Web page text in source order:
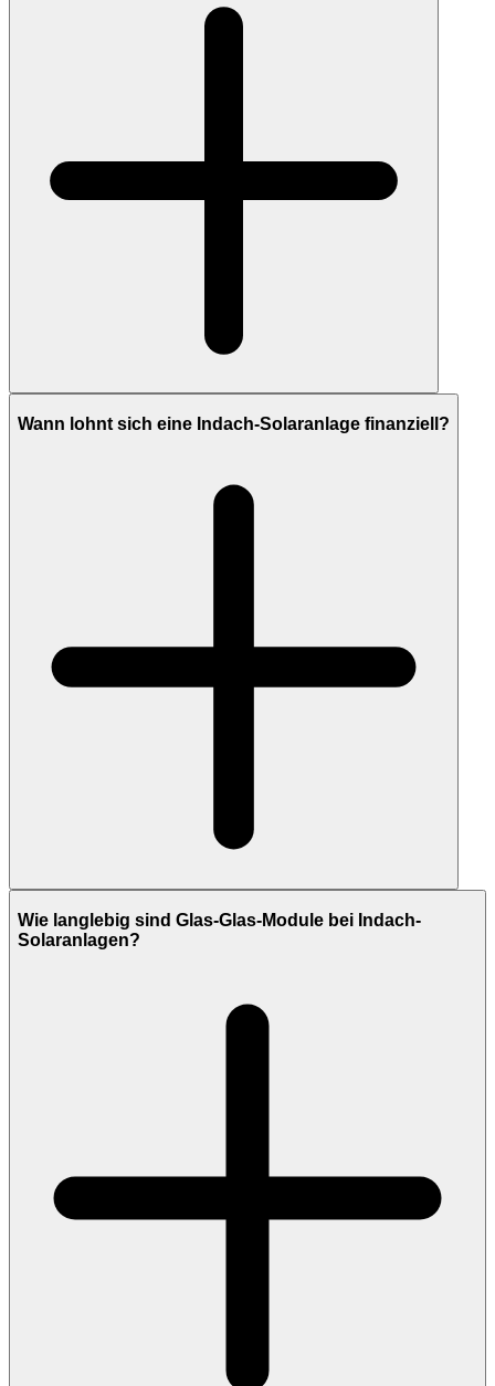
Wann lohnt sich eine Indach-Solaranlage finanziell?
Wie langlebig sind Glas-Glas-Module bei Indach-
Solaranlagen?